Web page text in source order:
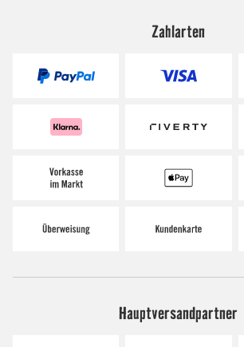
Zahlarten
Hauptversandpartner